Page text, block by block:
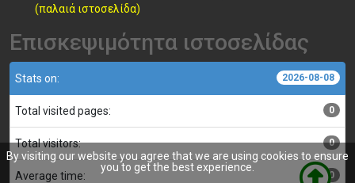
(παλαιά ιστοσελίδα)
Επισκεψιμότητα ιστοσελίδας
Stats on: 2026-08-08
Total visited pages: 0
Total visitors: 0
Average time: 0
By visiting our website you agree that we are using cookies to ensure
you to get the best experience.